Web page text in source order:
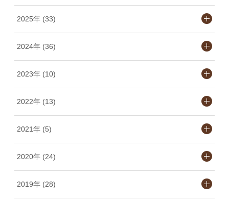
2025年 (33)
2024年 (36)
2023年 (10)
2022年 (13)
2021年 (5)
2020年 (24)
2019年 (28)